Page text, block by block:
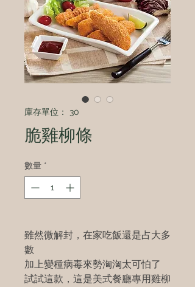
庫存單位： 30
脆雞柳條
數量 *
雖然微解封，在家吃飯還是占大多
數
加上變種病毒來勢洶洶太可怕了
試試這款，這是美式餐廳專用雞柳